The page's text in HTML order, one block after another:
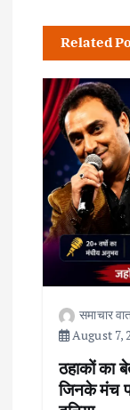
g
a
t
Related
समाचार
August 7,
ठहाकों का
जिनके मंच